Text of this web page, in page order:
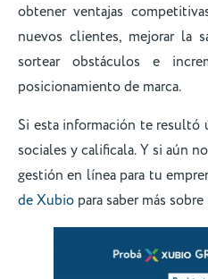
obtener ventajas
nuevos clientes, mejorar la
sortear obstáculos e
posicionamiento de marca.
Si esta información te resultó
sociales y calificala. Y si aún
gestión en línea para tu
de Xubio para saber más